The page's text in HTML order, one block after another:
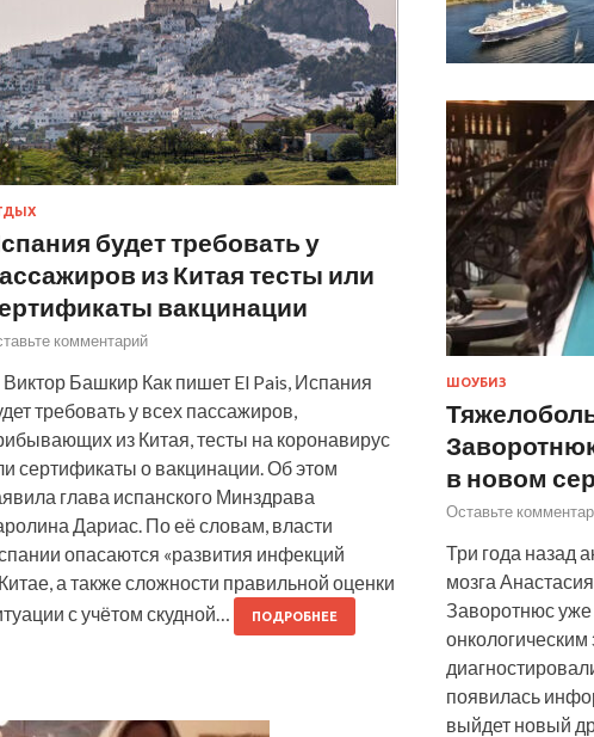
будет требовать у
из Китая тесты или
вакцинации
комментарий
Башкир Как пишет El Pais, Испания
требовать у всех пассажиров,
из Китая, тесты на коронавирус
сертификаты о вакцинации. Об этом
глава испанского Минздрава
Дариас. По её словам, власти
опасаются «развития инфекций
а также сложности правильной оценки
с учётом скудной…
ПОДРОБНЕЕ
ШОУБИЗ
в новом
Оставьте
Три года назад
мозга
Заворотнюс уже
появилась
выйдет новый